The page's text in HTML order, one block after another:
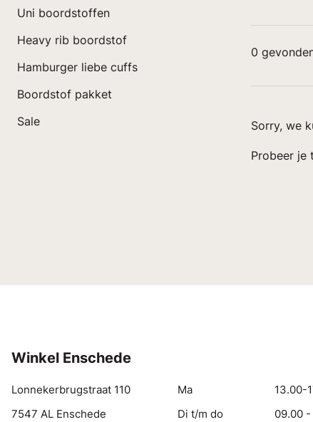
Uni boordstoffen
Heavy rib boordstof
Hamburger liebe cuffs
Boordstof pakket
Sale
0
Sorry, we
Probeer je
Winkel Enschede
Lonnekerbrugstraat 110
7547 AL Enschede
Ma
13.00-
Di t/m do
09.00 -